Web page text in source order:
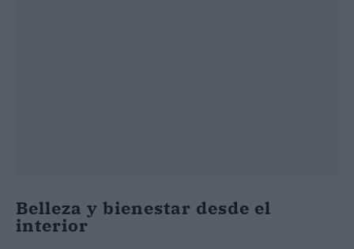
Belleza y bienestar desde el
interior